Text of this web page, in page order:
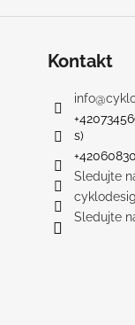
Kontakt
info@
s)
Sledujte
Sledujte